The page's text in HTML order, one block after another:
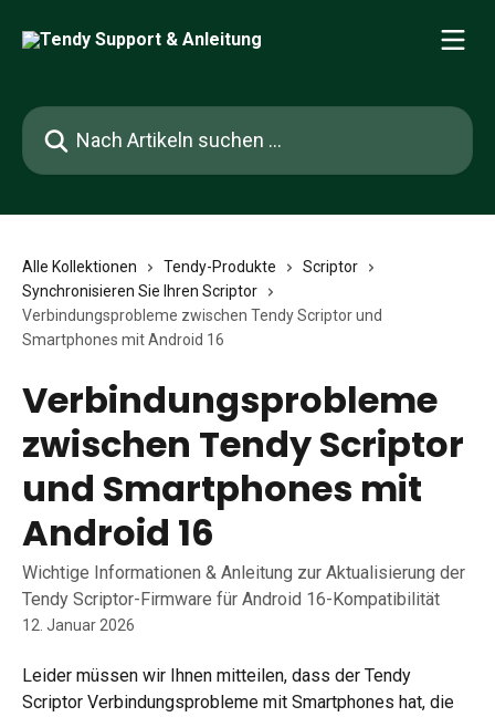
Nach Artikeln suchen …
Alle Kollektionen Tendy-Produkte
Scriptor
Synchronisieren Sie Ihren Scriptor
Verbindungsprobleme zwischen Tendy Scriptor und
Smartphones mit Android 16
Verbindungsprobleme
zwischen Tendy Scriptor
und Smartphones mit
Android 16
Wichtige Informationen & Anleitung zur Aktualisierung der
Tendy Scriptor-Firmware für Android 16-Kompatibilität
12. Januar 2026
Leider müssen wir Ihnen mitteilen, dass der Tendy
Scriptor Verbindungsprobleme mit Smartphones hat, die